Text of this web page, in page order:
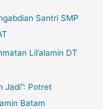
Santri SMP
Lil’alamin DT
Jadi”: Potret
Batam